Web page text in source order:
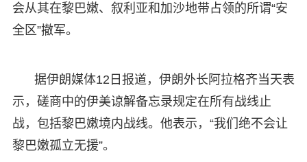
会从其在黎巴嫩、叙利亚和加沙地带占领的所谓“安
全区”撤军。
据伊朗媒体12日报道，伊朗外长阿拉格齐当天表
示，磋商中的伊美谅解备忘录规定在所有战线止
战，包括黎巴嫩境内战线。他表示，“我们绝不会让
黎巴嫩孤立无援”。